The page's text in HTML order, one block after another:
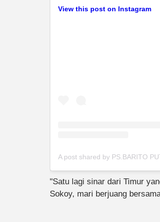
View this post on Instagram
A post shared by PS.BARITO
"Satu lagi sinar dari Timur
Sokoy, mari berjuang